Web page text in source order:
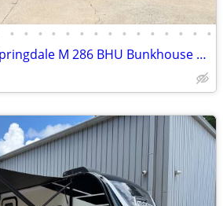
• • • • • • • • • • • • • • •
2023 Keystone RV Springdale M 286 BHU Bunkhouse Camper!